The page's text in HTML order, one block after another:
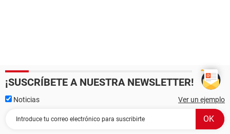
¡SUSCRÍBETE A NUESTRA NEWSLETTER!
Noticias Ver un ejemplo